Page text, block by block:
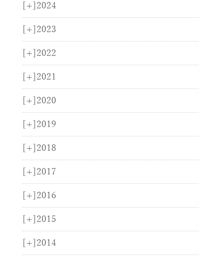
[+] 2024
[+] 2023
[+] 2022
[+] 2021
[+] 2020
[+] 2019
[+] 2018
[+] 2017
[+] 2016
[+] 2015
[+] 2014